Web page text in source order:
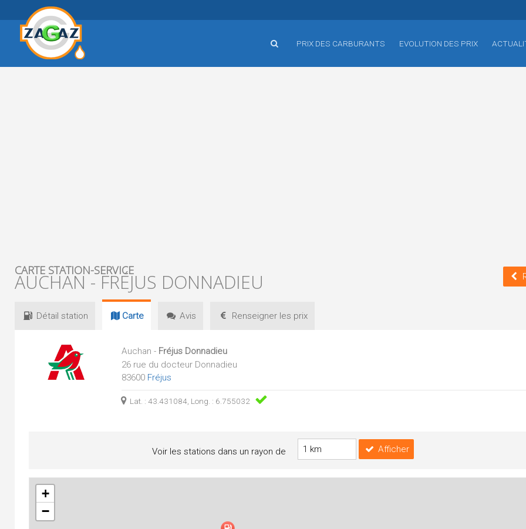
PRIX DES CARBURANTS EVOLUTION DES PRIX
CARTE STATION-SERVICE
AUCHAN - FRÉJUS DONNADIEU
Détail station Carte Avis Renseigner les prix
Auchan - Fréjus Donnadieu
26 rue du docteur Donnadieu
83600 Fréjus
Lat. : 43.431084, Long. : 6.755032
Voir les stations dans un rayon de Afficher
+
−